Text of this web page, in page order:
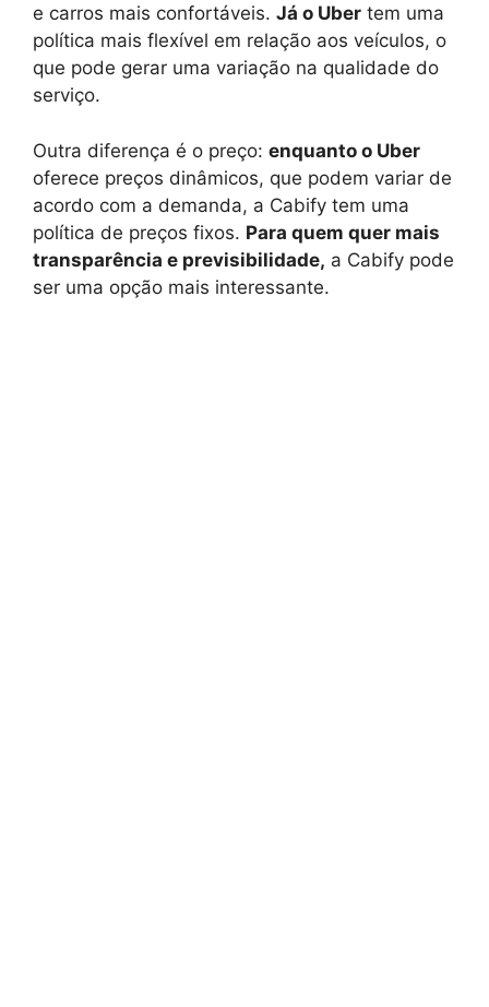
e carros mais confortáveis. Já o Uber tem uma
política mais flexível em relação aos veículos, o
que pode gerar uma variação na qualidade do
serviço.
Outra diferença é o preço: enquanto o Uber
oferece preços dinâmicos, que podem variar de
acordo com a demanda, a Cabify tem uma
política de preços fixos. Para quem quer mais
transparência e previsibilidade, a Cabify pode
ser uma opção mais interessante.